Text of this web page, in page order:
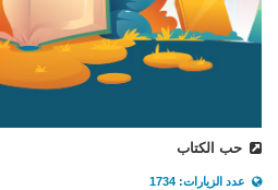
حب الكتاب
عدد الزيارات: 1734